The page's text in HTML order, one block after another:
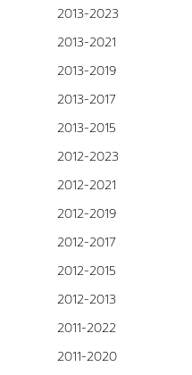
2013-2023
2013-2021
2013-2019
2013-2017
2013-2015
2012-2023
2012-2021
2012-2019
2012-2017
2012-2015
2012-2013
2011-2022
2011-2020